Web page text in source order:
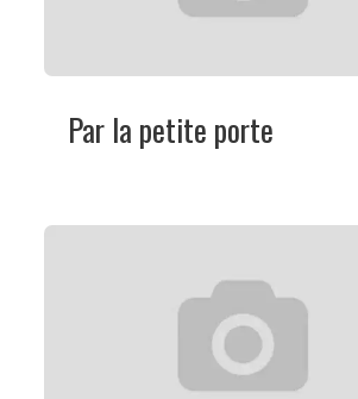
Par la petite porte